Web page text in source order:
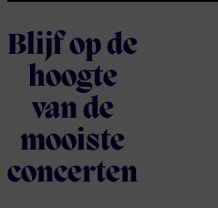
Blijf op de
hoogte
van de
mooiste
concerten